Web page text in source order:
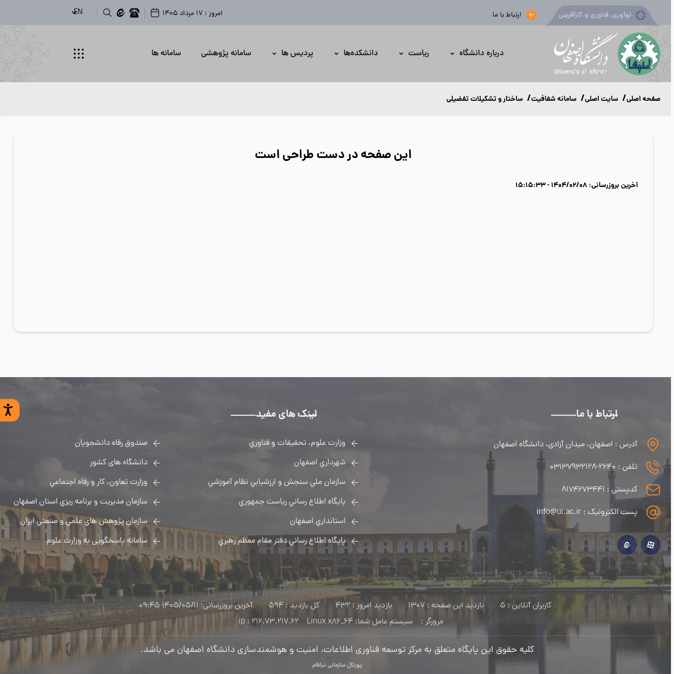
نوآوری، فناوری و کارآفرینی ارتباط با ما امروز : 17 مرداد 1405 EN
درباره دانشگاه ریاست دانشکده‌ها پردیس ها سامانه پژوهشی سامانه ها
صفحه اصلی سایت اصلی سامانه شفافیت ساختار و تشکیلات تفضیلی
این صفحه در دست طراحی است
آخرین بروزرسانی: 1404/02/08 - 15:15:33
ارتباط با ما
آدرس : اصفهان، میدان آزادی، دانشگاه اصفهان
تلفن : ۲۶۴۰-۰۳۱۳۷۹۳۲۱۲۸
کدپستی : ۸۱۷۴۶۷۳۴۴۱
پست الکترونیک : info@ui.ac.ir
لینک های مفید
وزارت علوم، تحقيقات و فناوري
شهرداري اصفهان
سازمان ملي سنجش و ارزشيابي نظام آموزشي
پايگاه اطلاع رساني رياست جمهوري
استانداري اصفهان
پايگاه اطلاع رساني دفتر مقام معظم رهبري
صندوق رفاه دانشجویان
دانشگاه های کشور
وزارت تعاون، كار و رفاه اجتماعي
سازمان مديريت و برنامه ريزي استان اصفهان
سازمان پژوهش هاي علمي و صنعتي ايران
سامانه پاسخگویی به وزارت علوم
کاربران آنلاین : 5 بازدید این صفحه : 1307 بازدید امروز : 432 کل بازدید : 594
آخرین بروزرسانی: 1405/05/11 09:45
مرورگر :
سیستم عامل شما: Linux x86_64 ip :216.73.217.62
کلیه حقوق این پایگاه متعلق به مرکز توسعه فناوری اطلاعات، امنیت و هوشمندسازی دانشگاه اصفهان می باشد.
پورتال سازمانی نیافام